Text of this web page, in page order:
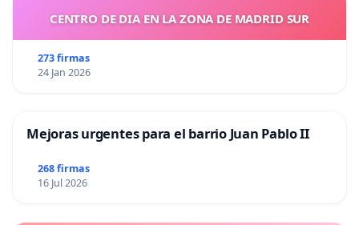
CENTRO DE DIA EN LA ZONA DE MADRID SUR
273 firmas
24 Jan 2026
Mejoras urgentes para el barrio Juan Pablo II
268 firmas
16 Jul 2026